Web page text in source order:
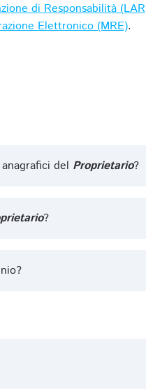
di Responsabilità
Elettronico (MRE).
del Proprietario?
?